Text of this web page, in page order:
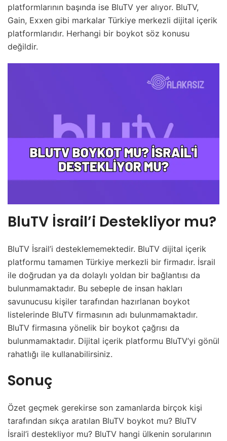
platformlarının başında ise BluTV yer alıyor. BluTV,
Gain, Exxen gibi markalar Türkiye merkezli dijital içerik
platformlarıdır. Herhangi bir boykot söz konusu
değildir.
BluTV İsrail’i Destekliyor mu?
BluTV İsrail’i desteklememektedir. BluTV dijital içerik
platformu tamamen Türkiye merkezli bir firmadır. İsrail
ile doğrudan ya da dolaylı yoldan bir bağlantısı da
bulunmamaktadır. Bu sebeple de insan hakları
savunucusu kişiler tarafından hazırlanan boykot
listelerinde BluTV firmasının adı bulunmamaktadır.
BluTV firmasına yönelik bir boykot çağrısı da
bulunmamaktadır. Dijital içerik platformu BluTV’yi gönül
rahatlığı ile kullanabilirsiniz.
Sonuç
Özet geçmek gerekirse son zamanlarda birçok kişi
tarafından sıkça aratılan BluTV boykot mu? BluTV
İsrail’i destekliyor mu? BluTV hangi ülkenin sorularının